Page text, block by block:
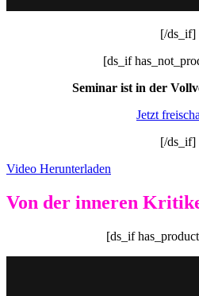
[/ds_if]
[ds_if
Seminar ist in der
Jetzt
[/ds_if]
Video Herunterladen
Von der inneren
[ds_if